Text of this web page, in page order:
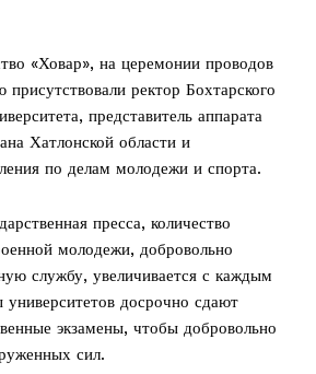
«Ховар», на церемонии проводов
ректор Бохтарского
представитель аппарата
Хатлонской области и
по делам молодежи и спорта.
пресса, количество
молодежи, добровольно
службу, увеличивается с каждым
досрочно сдают
экзамены, чтобы добровольно
сил.